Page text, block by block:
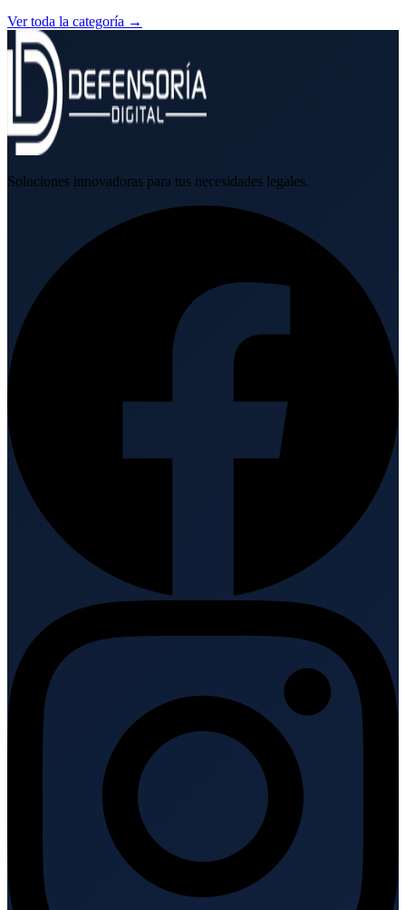
Ver toda la categoría →
Soluciones innovadoras para tus necesidades legales.